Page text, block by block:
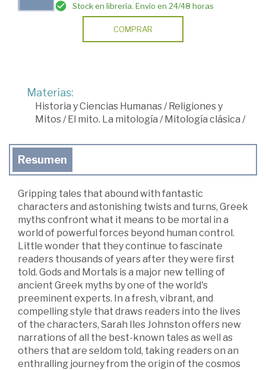
Stock en librería. Envío en 24/48 horas
COMPRAR
Materias:
Historia y Ciencias Humanas /Religiones y
Mitos /El mito. La mitología /Mitología clásica /
Resumen
Gripping tales that abound with fantastic
characters and astonishing twists and turns, Greek
myths confront what it means to be mortal in a
world of powerful forces beyond human control.
Little wonder that they continue to fascinate
readers thousands of years after they were first
told. Gods and Mortals is a major new telling of
ancient Greek myths by one of the world's
preeminent experts. In a fresh, vibrant, and
compelling style that draws readers into the lives
of the characters, Sarah Iles Johnston offers new
narrations of all the best-known tales as well as
others that are seldom told, taking readers on an
enthralling journey from the origin of the cosmos